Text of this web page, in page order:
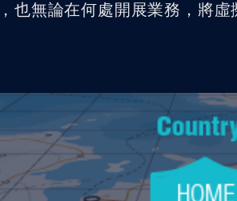
也無論在何處開展業務，將